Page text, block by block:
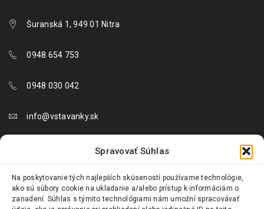
Spravovať Súhlas
Na poskytovanie tých najlepších skúseností používame technológie,
ako sú súbory cookie na ukladanie a/alebo prístup k informáciám o
zariadení. Súhlas s týmito technológiami nám umožní spracovávať
Šuranská 1, 949 01 Nitra
0948 654 753
0948 030 042
info@vstavanky.sk
objednavky@vstavanky.sk
reklamacie@vstavanky.sk